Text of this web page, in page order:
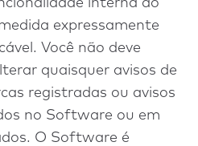
interna do
expressamente
Você não deve
quaisquer avisos de
registradas ou avisos
no Software ou em
O Software é